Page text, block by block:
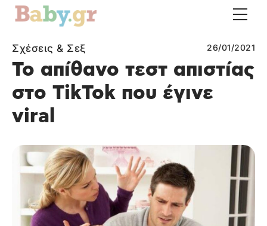
Σχέσεις & Σεξ 26/01/2021
Το απίθανο τεστ απιστίας
στο TikTok που έγινε
viral